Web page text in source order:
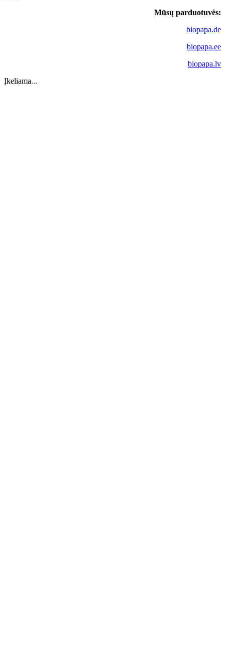
Mūsų parduotuvės:
biopapa.de
biopapa.ee
biopapa.lv
Įkeliama...